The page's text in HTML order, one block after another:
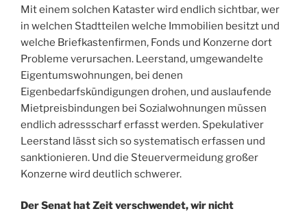
Mit einem solchen Kataster wird endlich sichtbar, wer
in welchen Stadtteilen welche Immobilien besitzt und
welche Briefkastenfirmen, Fonds und Konzerne dort
Probleme verursachen. Leerstand, umgewandelte
Eigentumswohnungen, bei denen
Eigenbedarfskündigungen drohen, und auslaufende
Mietpreisbindungen bei Sozialwohnungen müssen
endlich adressscharf erfasst werden. Spekulativer
Leerstand lässt sich so systematisch erfassen und
sanktionieren. Und die Steuervermeidung großer
Konzerne wird deutlich schwerer.
Der Senat hat Zeit verschwendet, wir nicht